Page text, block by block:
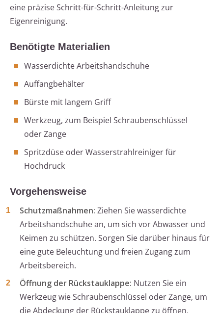
eine präzise Schritt-für-Schritt-Anleitung zur
Eigenreinigung.
Benötigte Materialien
Wasserdichte Arbeitshandschuhe
Auffangbehälter
Bürste mit langem Griff
Werkzeug, zum Beispiel Schraubenschlüssel
oder Zange
Spritzdüse oder Wasserstrahlreiniger für
Hochdruck
Vorgehensweise
Schutzmaßnahmen: Ziehen Sie wasserdichte
Arbeitshandschuhe an, um sich vor Abwasser und
Keimen zu schützen. Sorgen Sie darüber hinaus für
eine gute Beleuchtung und freien Zugang zum
Arbeitsbereich.
Öffnung der Rückstauklappe: Nutzen Sie ein
Werkzeug wie Schraubenschlüssel oder Zange, um
die Abdeckung der Rückstauklappe zu öffnen.